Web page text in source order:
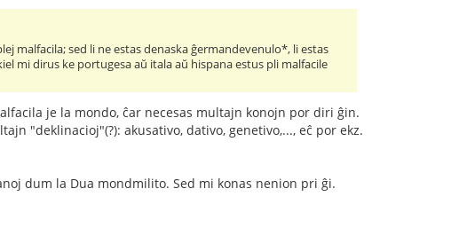
malfacila; sed li ne estas denaska ĝermandevenulo*, li estas
mi dirus ke portugesa aŭ itala aŭ hispana estus pli malfacile
je la mondo, ĉar necesas multajn konojn por diri ĝin.
"deklinacioj"(?): akusativo, dativo, genetivo,..., eĉ por ekz.
dum la Dua mondmilito. Sed mi konas nenion pri ĝi.